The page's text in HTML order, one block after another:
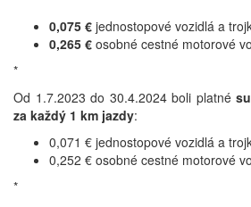
0,075 € jednostopové vozidlá a
0,265 € osobné cestné motorové
*
Od 1.7.2023 do 30.4.2024 boli platné
za každý 1 km jazdy:
0,071 € jednostopové vozidlá a
0,252 € osobné cestné motorové
*